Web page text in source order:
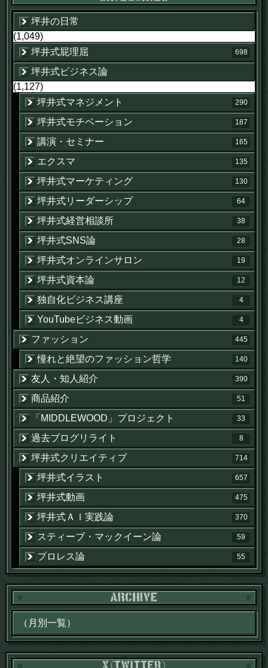
坪井の日常
(1,049)
坪井式屁理屈
698
坪井式ビジネス論
(1,127)
坪井式マネジメント
290
坪井式モチベーション 187
講演・セミナー 165
エクスマ 135
坪井式マーケティング 130
坪井式リーダーシップ 64
坪井式経営相談所 38
坪井式SNS論 28
坪井式オンラインサロン 19
坪井式資本論 12
独自化ビジネス講座 4
YouTubeビジネス動画 4
ファッション 445
憧れと絶望のファッション哲学 140
友人・知人紹介 390
商品紹介 51
「MIDDLEWOOD」プロジェクト 33
過去ブログリライト 8
坪井式クリエイティブ 714
坪井式イラスト 657
坪井式動画 475
坪井式ＡＩ実践論 370
スティーブ・マックイーン論 59
プロレス論 55